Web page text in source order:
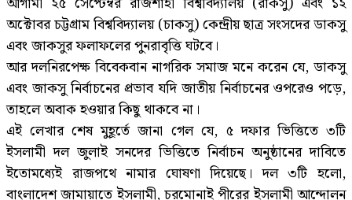
অক্টোবর চট্টগ্রাম বিশ্ববিদ্যালয় (চাকসু) কেন্দ্রীয় ছাত্র সংসদের ডাকসু
এবং জাকসুর ফলাফলের পুনরাবৃত্তি ঘটবে।
আর দলনিরপেক্ষ বিবেকবান নাগরিক সমাজ মনে করেন যে, ডাকসু
এবং জাকসু নির্বাচনের প্রভাব যদি জাতীয় নির্বাচনের ওপরেও পড়ে,
তাহলে অবাক হওয়ার কিছু থাকবে না।
এই লেখার শেষ মুহূর্তে জানা গেল যে, ৫ দফার ভিত্তিতে ৩টি
ইসলামী দল জুলাই সনদের ভিত্তিতে নির্বাচন অনুষ্ঠানের দাবিতে
ইতোমধ্যেই রাজপথে নামার ঘোষণা দিয়েছে। দল ৩টি হলো,
বাংলাদেশ জামায়াতে ইসলামী, চরমোনাই পীরের ইসলামী আন্দোলন